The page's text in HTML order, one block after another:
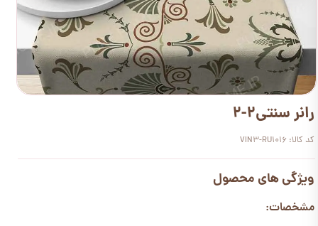
رانر سنتی2-2
کد کالا: VIN3-RU1016
ویژگی های محصول
مشخصات: